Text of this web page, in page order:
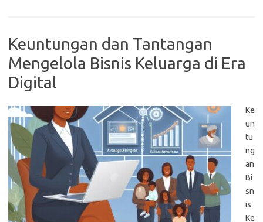
Keuntungan dan Tantangan
Mengelola Bisnis Keluarga di Era
Digital
Ke
un
tu
ng
an
Bi
sn
is
Ke